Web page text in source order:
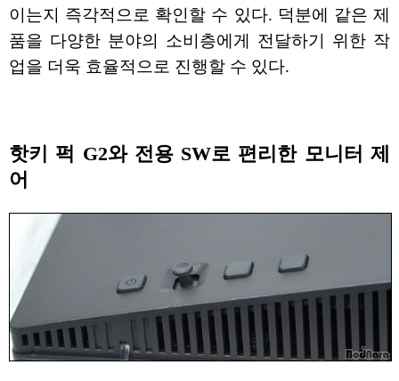
이는지 즉각적으로 확인할 수 있다. 덕분에 같은 제
품을 다양한 분야의 소비층에게 전달하기 위한 작
업을 더욱 효율적으로 진행할 수 있다.
핫키 퍽 G2와 전용 SW로 편리한 모니터 제
어